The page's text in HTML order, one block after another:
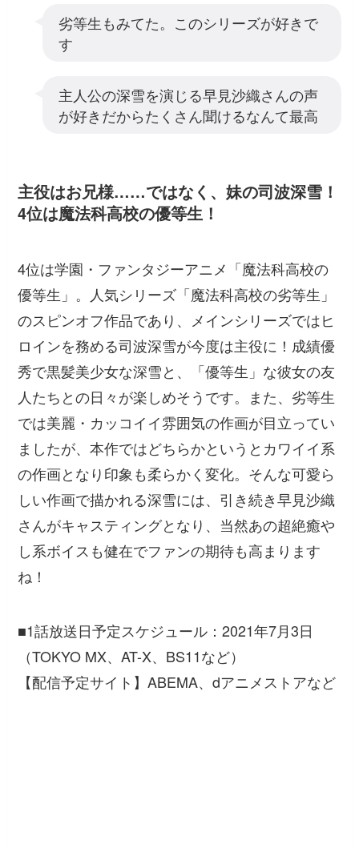
劣等生もみてた。このシリーズが好きで
す
主人公の深雪を演じる早見沙織さんの声
が好きだからたくさん聞けるなんて最高
主役はお兄様……ではなく、妹の司波深雪！
4位は魔法科高校の優等生！
4位は学園・ファンタジーアニメ「魔法科高校の
優等生」。人気シリーズ「魔法科高校の劣等生」
のスピンオフ作品であり、メインシリーズではヒ
ロインを務める司波深雪が今度は主役に！成績優
秀で黒髪美少女な深雪と、「優等生」な彼女の友
人たちとの日々が楽しめそうです。また、劣等生
では美麗・カッコイイ雰囲気の作画が目立ってい
ましたが、本作ではどちらかというとカワイイ系
の作画となり印象も柔らかく変化。そんな可愛ら
しい作画で描かれる深雪には、引き続き早見沙織
さんがキャスティングとなり、当然あの超絶癒や
し系ボイスも健在でファンの期待も高まります
ね！
■1話放送日予定スケジュール：2021年7月3日
（TOKYO MX、AT-X、BS11など）
【配信予定サイト】ABEMA、dアニメストアなど